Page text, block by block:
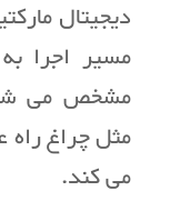
دیجیتال
مسیر اجرا
مشخص می
مثل چراغ
می کند.